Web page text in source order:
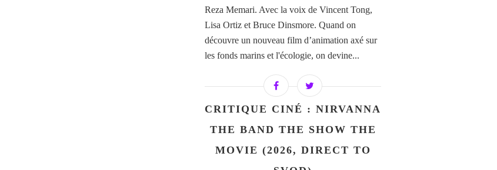
Reza Memari. Avec la voix de Vincent Tong,
Lisa Ortiz et Bruce Dinsmore. Quand on
découvre un nouveau film d’animation axé sur
les fonds marins et l'écologie, on devine...
CRITIQUE CINÉ : NIRVANNA
THE BAND THE SHOW THE
MOVIE (2026, DIRECT TO